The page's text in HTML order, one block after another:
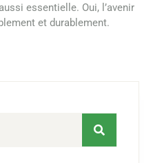
essentielle. Oui, l’avenir
et durablement.